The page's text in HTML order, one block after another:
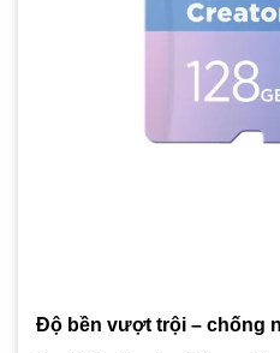
Độ bền vượt trội – chống